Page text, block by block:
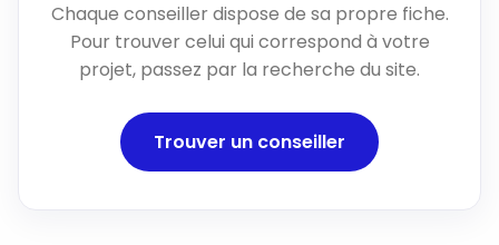
Chaque conseiller dispose de sa propre fiche.
Pour trouver celui qui correspond à votre
projet, passez par la recherche du site.
Trouver un conseiller